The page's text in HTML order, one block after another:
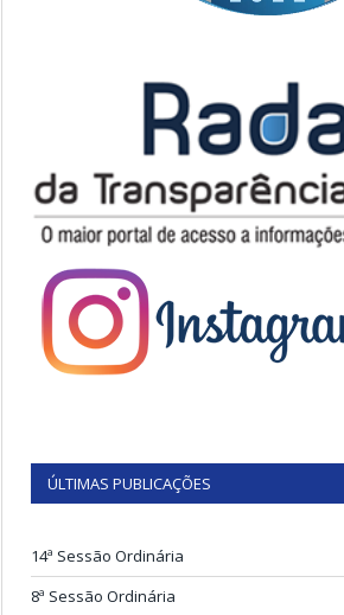
ÚLTIMAS PUBLICAÇÕES
14ª Sessão Ordinária
8ª Sessão Ordinária